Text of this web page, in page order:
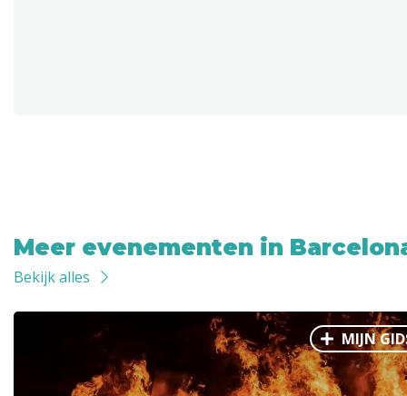
Meer evenementen in
Bekijk alles
MIJN